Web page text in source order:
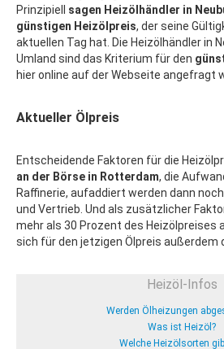
Prinzipiell sagen Heizölhändler in
günstigen Heizölpreis, der seine
aktuellen Tag hat. Die Heizölhändler in
Umland sind das Kriterium für den
hier online auf der Webseite angefragt
Aktueller Ölpreis
Entscheidende Faktoren für die
an der Börse in Rotterdam, die
Raffinerie, aufaddiert werden dann
und Vertrieb. Und als zusätzlicher
mehr als 30 Prozent des Heizölpreises
sich für den jetzigen Ölpreis außerdem
Heizöl-Infos
Werden Ölheizungen
Was ist Heizöl?
Welche Heizölsorten